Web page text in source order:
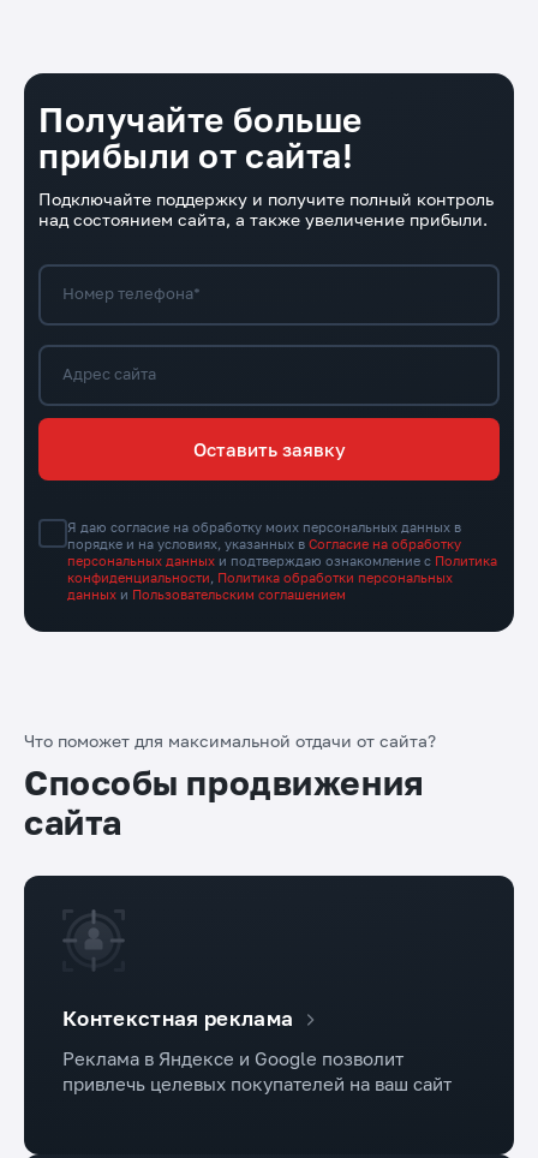
Получайте больше
прибыли от сайта!
Подключайте поддержку и получите полный контроль
над состоянием сайта, а также увеличение прибыли.
Номер телефона*
Адрес сайта
Оставить заявку
Я даю согласие на обработку моих персональных данных в
порядке и на условиях, указанных в Согласие на обработку
персональных данных и подтверждаю ознакомление с Политика
конфиденциальности
Политика обработки персональных
данных и Пользовательским соглашением
Что поможет для максимальной отдачи от сайта?
Способы продвижения
сайта
Контекстная реклама
Реклама в Яндексе и Google позволит
привлечь целевых покупателей на ваш сайт